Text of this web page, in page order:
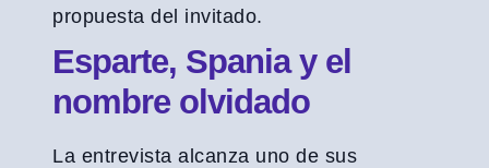
propuesta del invitado.
Esparte, Spania y el
nombre olvidado
La entrevista alcanza uno de sus